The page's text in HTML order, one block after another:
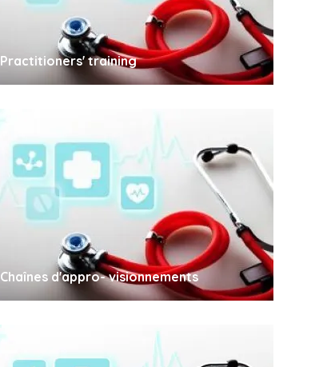
Practitioners' training
Chaînes d'appro- visionnements